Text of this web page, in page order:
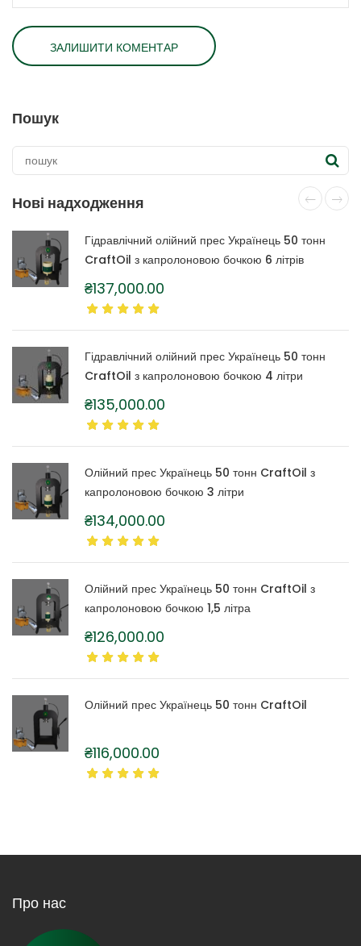
Пошук
Нові надходження
Гідравлічний олійний прес Українець 50 тонн
CraftOil з капролоновою бочкою 6 літрів
₴137,000.00
Гідравлічний олійний прес Українець 50 тонн
CraftOil з капролоновою бочкою 4 літри
₴135,000.00
Олійний прес Українець 50 тонн CraftOil з
капролоновою бочкою 3 літри
₴134,000.00
Олійний прес Українець 50 тонн CraftOil з
капролоновою бочкою 1,5 літра
₴126,000.00
Олійний прес Українець 50 тонн CraftOil
₴116,000.00
Про нас